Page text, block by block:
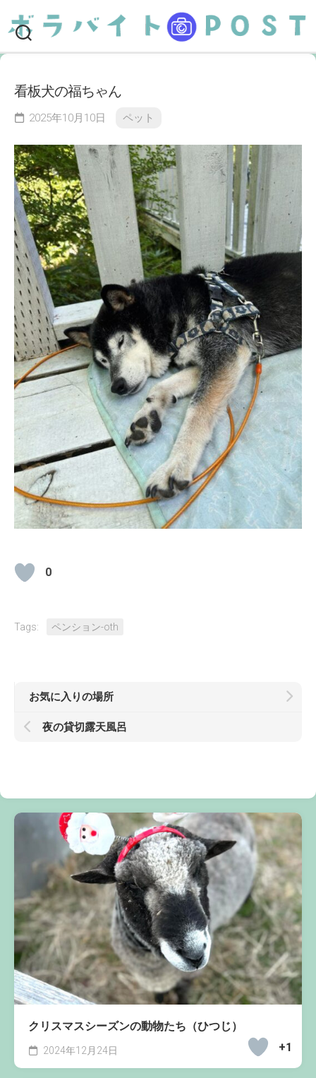
content
看板犬の福ちゃん
2025年10月10日 ペット
0
Tags: ペンション-oth
お気に入りの場所
夜の貸切露天風呂
クリスマスシーズンの動物たち（ひつじ）
+1
2024年12月24日